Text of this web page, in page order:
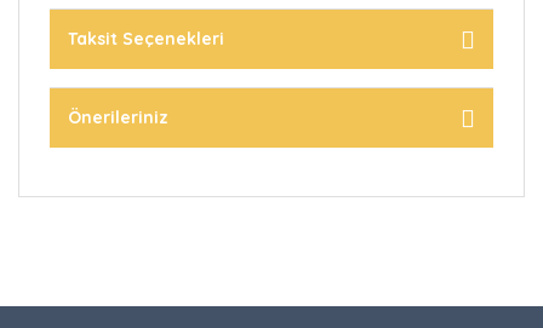
Taksit Seçenekleri
Önerileriniz